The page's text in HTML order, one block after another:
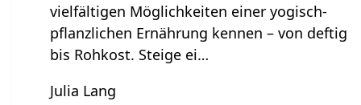
vielfältigen Möglichkeiten einer yogisch-
pflanzlichen Ernährung kennen – von deftig
bis Rohkost. Steige ei…
Julia Lang